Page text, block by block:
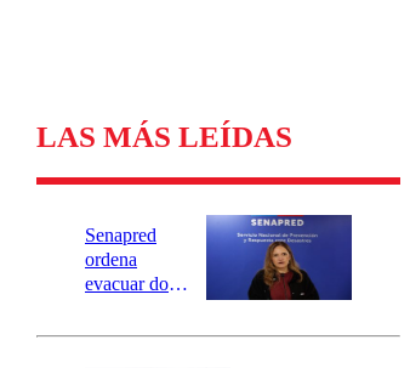
LAS MÁS LEÍDAS
Senapred
ordena
evacuar dos
Carahue por